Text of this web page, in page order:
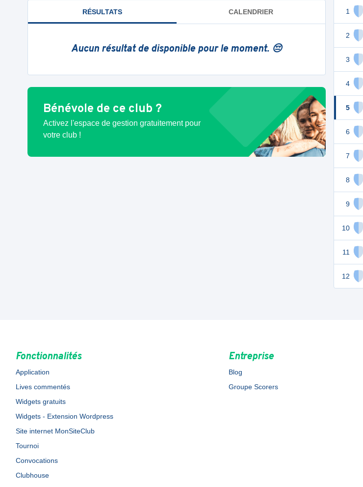
RÉSULTATS CALENDRIER
Aucun résultat de disponible pour le moment. 😔
Bénévole de ce club ?
Activez l'espace de gestion gratuitement pour
votre club !
1
2
3
4
5
6
7
8
9
10
11
12
Fonctionnalités
Application
Lives commentés
Widgets gratuits
Widgets - Extension Wordpress
Site internet MonSiteClub
Tournoi
Convocations
Clubhouse
Entreprise
Blog
Groupe Scorers